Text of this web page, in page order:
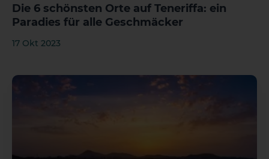
Die 6 schönsten Orte auf Teneriffa: ein
Paradies für alle Geschmäcker
17 Okt 2023